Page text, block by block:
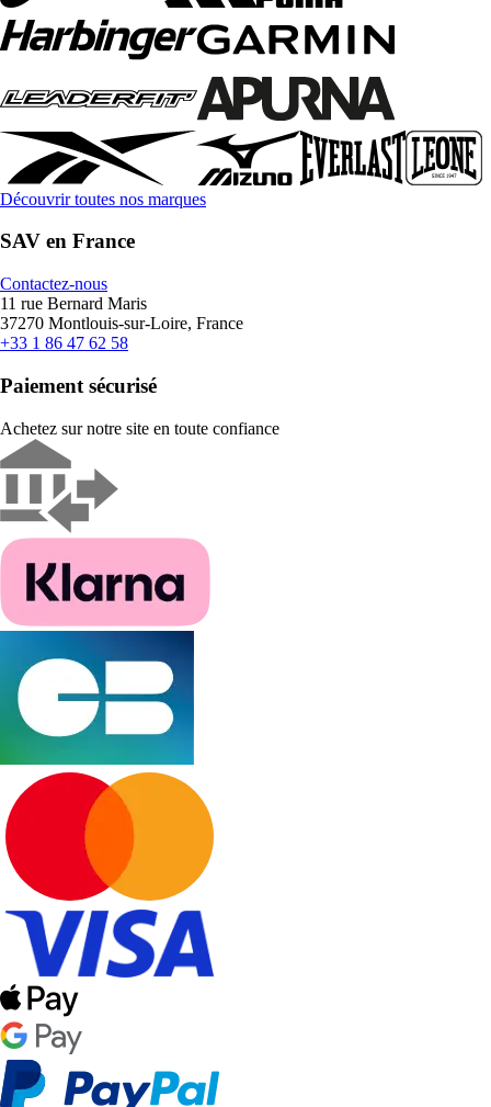
Découvrir toutes nos marques
SAV en France
Contactez-nous
11 rue Bernard Maris
37270 Montlouis-sur-Loire, France
+33 1 86 47 62 58
Paiement sécurisé
Achetez sur notre site en toute confiance